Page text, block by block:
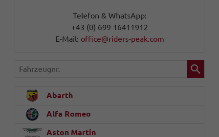
Telefon & WhatsApp:
+43 (0) 699 16411912
E-Mail: office@riders-peak.com
Fahrzeugnr.
Abarth
Alfa Romeo
Aston Martin